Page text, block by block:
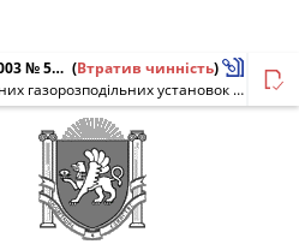
Постанова від 21.05.2003 № 560-3/03 (Втратив чинність)
Про приватизацію підземних газорозподільних установок і мереж газопостачання, обладнання групових розподільних пристроїв, що належать Автономній Республіці Крим, що не увійшли до статутного фонду ВАТ "Керчгаз" в процесі приватизації